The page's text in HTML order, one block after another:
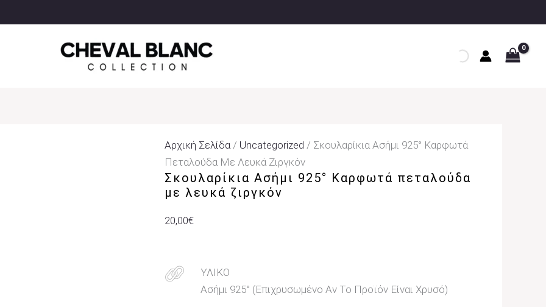
Αρχική Σελίδα/ Uncategorized / Σκουλαρίκια Ασήμι 925° Καρφωτά
Πεταλούδα Με Λευκά Ζιργκόν
Σκουλαρίκια Ασήμι 925° Καρφωτά πεταλούδα
με λευκά ζιργκόν
20,00€
ΥΛΙΚΟ
Ασήμι 925° (Επιχρυσωμένο Αν Το Προϊόν Είναι Χρυσό)
Ασήμι
925°
Καρφωτά
Ποσότητα